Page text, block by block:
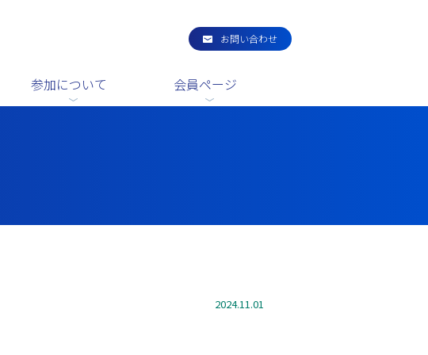
お問い合わせ
参加について 会員ページ
2024.11.01